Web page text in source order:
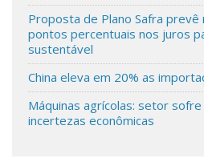
Anuncie
Fale Conosco
Proposta de Plano Safra
pontos percentuais nos juros
sustentável
China eleva em 20% as
Máquinas agrícolas: setor
incertezas econômicas